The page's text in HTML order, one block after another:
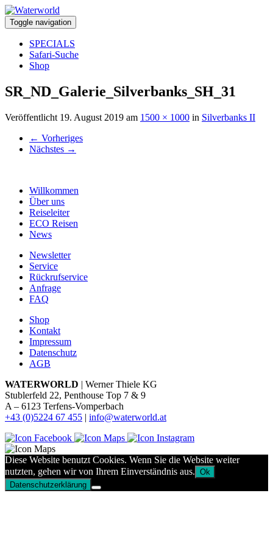
Toggle navigation
SPECIALS
Safari-Suche
Shop
SR_ND_Galerie_Silverbanks_SH_31
Veröffentlicht 19. August 2019 am 1500 × 1000 in Silverbanks II
← Vorheriges
Nächstes →
Willkommen
Über uns
Reiseleiter
ECO Reisen
News
Newsletter
Service
Rückrufservice
Anfrage
FAQ
Shop
Kontakt
Impressum
Datenschutz
AGB
WATERWORLD | Werner Thiele KG
Stublerfeld 22, Penthouse Top 7 & 9
A – 6123 Terfens-Vomperbach
+43 (0)5224 67 455 | info@waterworld.at
Diese Website benutzt Cookies. Wenn Sie die Website weiter
nutzten, gehen wir von Ihrem Einverständnis aus. Ok
Datenschutzerklärung